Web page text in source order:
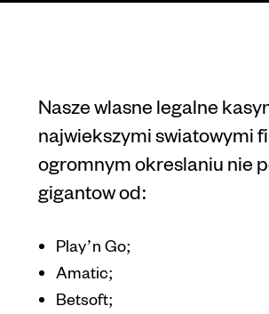
Nasze wlasne legalne
najwiekszymi swiatowymi
ogromnym okreslaniu nie
gigantow od:
Play’n Go;
Amatic;
Betsoft;